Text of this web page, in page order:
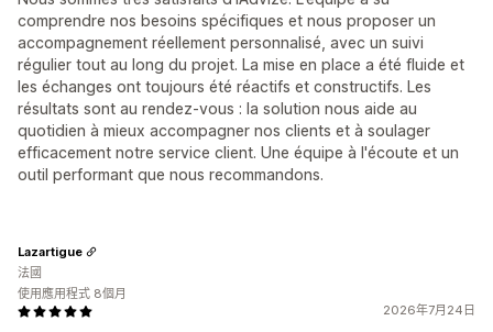
comprendre nos besoins spécifiques et nous proposer un
accompagnement réellement personnalisé, avec un suivi
régulier tout au long du projet. La mise en place a été fluide et
les échanges ont toujours été réactifs et constructifs. Les
résultats sont au rendez-vous : la solution nous aide au
quotidien à mieux accompagner nos clients et à soulager
efficacement notre service client. Une équipe à l'écoute et un
outil performant que nous recommandons.
2026年7月24日
Lazartigue
法國
使用應用程式 8個月